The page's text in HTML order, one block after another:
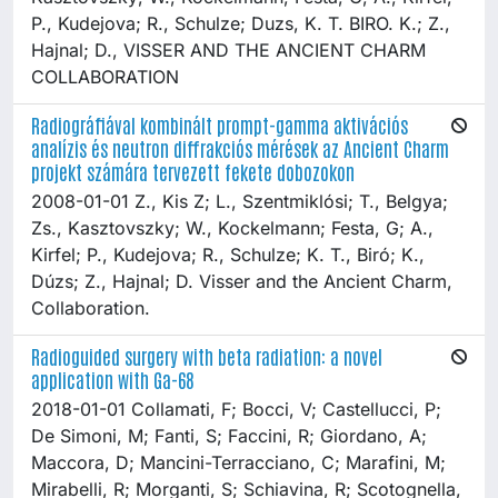
P., Kudejova; R., Schulze; Duzs, K. T. BIRO. K.; Z.,
Hajnal; D., VISSER AND THE ANCIENT CHARM
COLLABORATION
Radiográfiával kombinált prompt-gamma aktivációs
analízis és neutron diffrakciós mérések az Ancient Charm
projekt számára tervezett fekete dobozokon
2008-01-01 Z., Kis Z; L., Szentmiklósi; T., Belgya;
Zs., Kasztovszky; W., Kockelmann; Festa, G; A.,
Kirfel; P., Kudejova; R., Schulze; K. T., Biró; K.,
Dúzs; Z., Hajnal; D. Visser and the Ancient Charm,
Collaboration.
Radioguided surgery with beta radiation: a novel
application with Ga-68
2018-01-01 Collamati, F; Bocci, V; Castellucci, P;
De Simoni, M; Fanti, S; Faccini, R; Giordano, A;
Maccora, D; Mancini-Terracciano, C; Marafini, M;
Mirabelli, R; Morganti, S; Schiavina, R; Scotognella,